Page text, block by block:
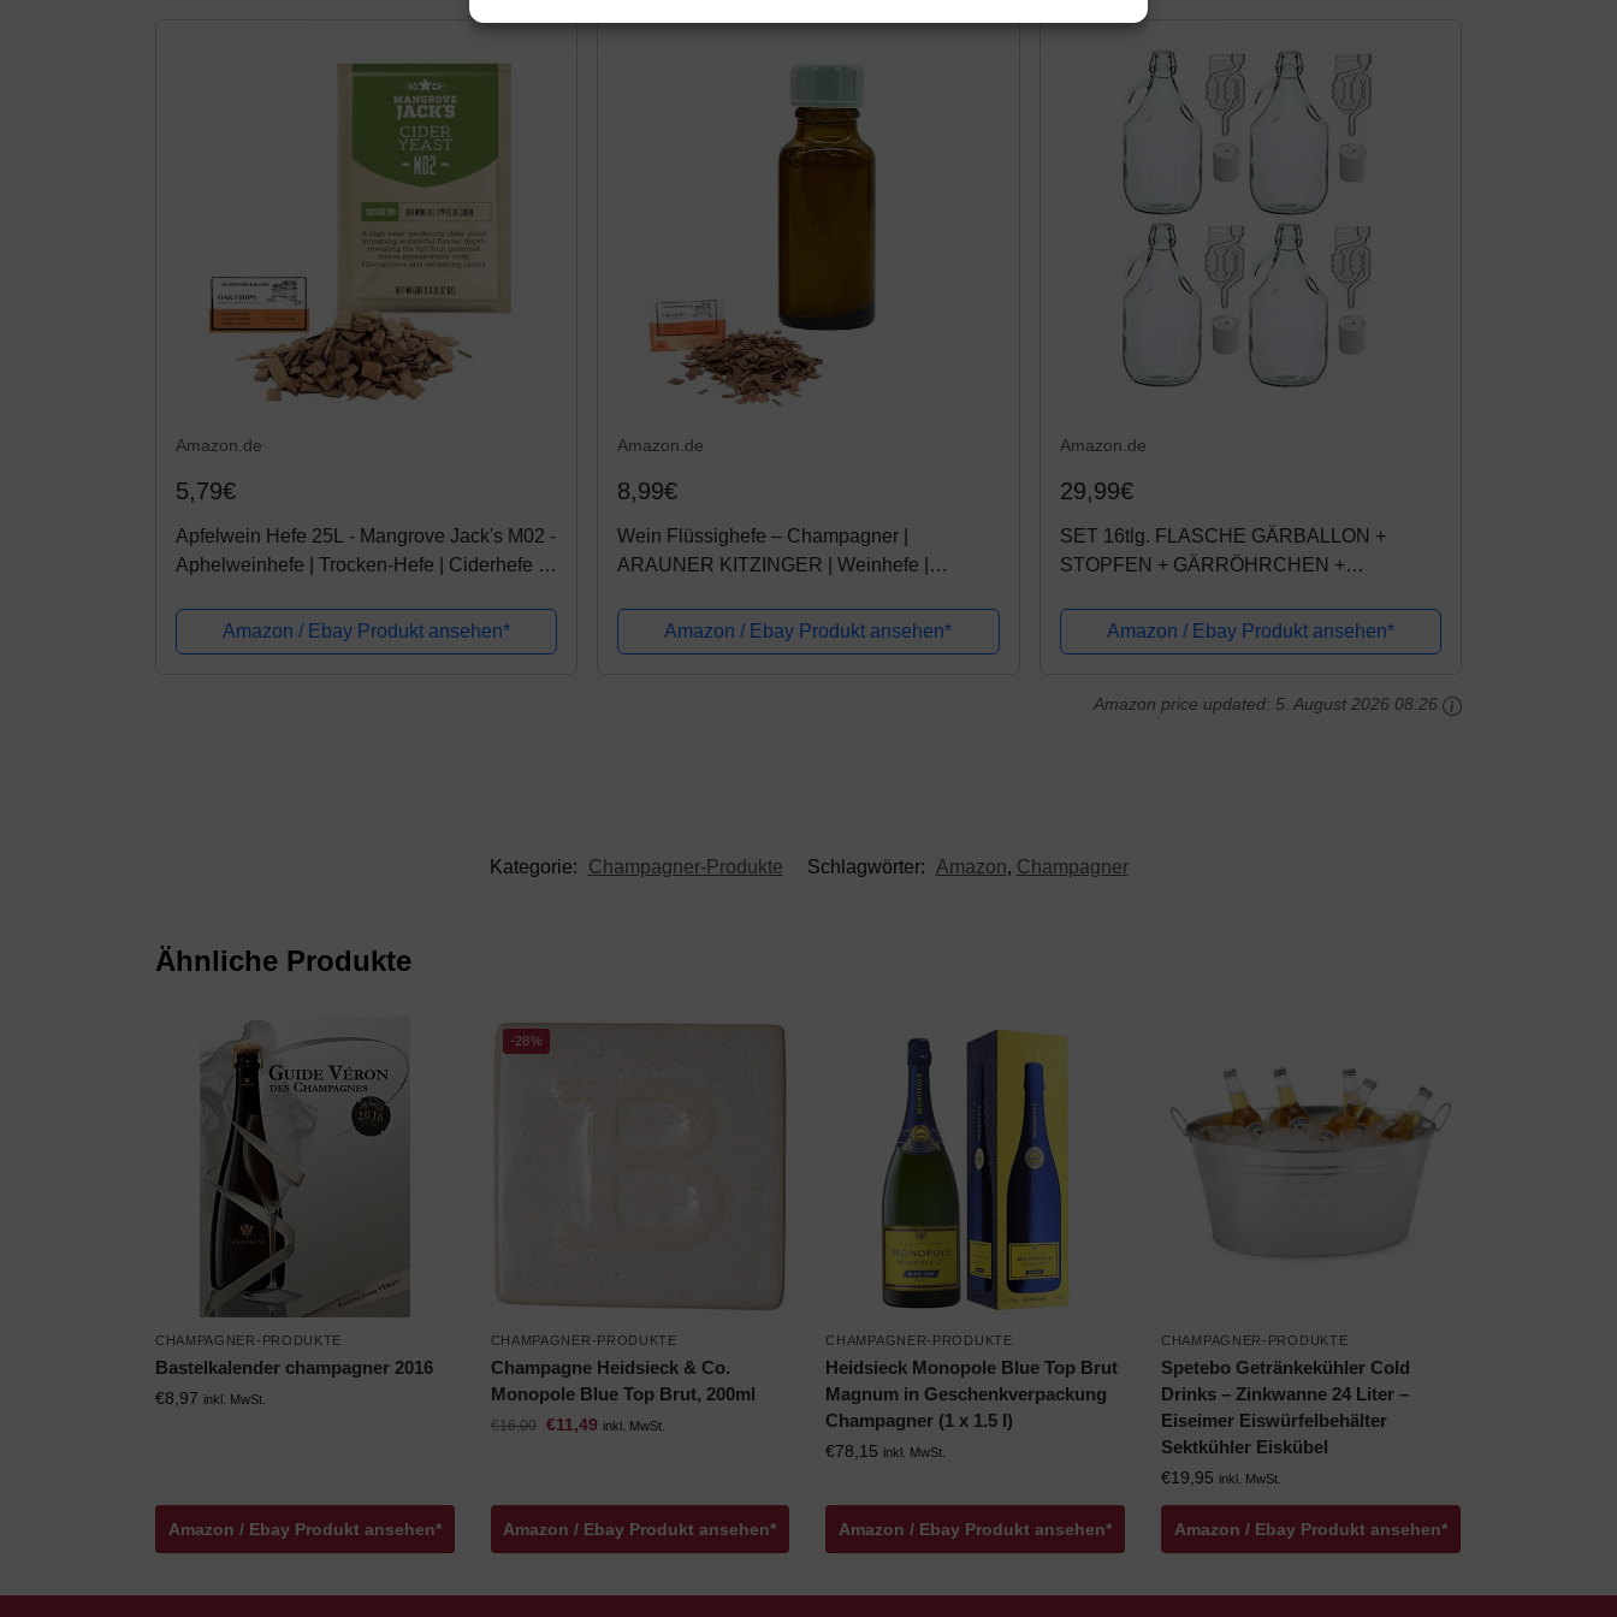
Amazon.de
5,79€
Apfelwein Hefe 25L - Mangrove Jack's M02 -
Aphelweinhefe | Trocken-Hefe | Ciderhefe |
Amazon / Ebay Produkt ansehen*
Amazon.de
8,99€
Wein Flüssighefe – Champagner |
ARAUNER KITZINGER | Weinhefe |
Amazon / Ebay Produkt ansehen*
Amazon.de
29,99€
SET 16tlg. FLASCHE GÄRBALLON +
STOPFEN + GÄRRÖHRCHEN +
Amazon / Ebay Produkt ansehen*
Amazon price updated: 5. August 2026 08:26
Kategorie: Champagner-Produkte Schlagwörter: Amazon, Champagner
Ähnliche Produkte
CHAMPAGNER-PRODUKTE
Bastelkalender champagner 2016
€8,97 inkl. MwSt.
Amazon / Ebay Produkt ansehen*
-28%
CHAMPAGNER-PRODUKTE
Champagne Heidsieck & Co.
Monopole Blue Top Brut, 200ml
€16,00 €11,49 inkl. MwSt.
Amazon / Ebay Produkt ansehen*
CHAMPAGNER-PRODUKTE
Heidsieck Monopole Blue Top Brut
Magnum in Geschenkverpackung
Champagner (1 x 1.5 l)
€78,15 inkl. MwSt.
Amazon / Ebay Produkt ansehen*
CHAMPAGNER-PRODUKTE
Spetebo Getränkekühler Cold
Drinks – Zinkwanne 24 Liter –
Eiseimer Eiswürfelbehälter
Sektkühler Eiskübel
€19,95 inkl. MwSt.
Amazon / Ebay Produkt ansehen*